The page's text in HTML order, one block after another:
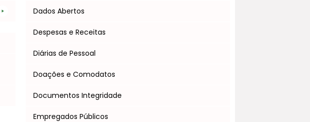
Dados Abertos
Despesas e Receitas
Diárias de Pessoal
Doações e Comodatos
Documentos Integridade
Empregados Públicos